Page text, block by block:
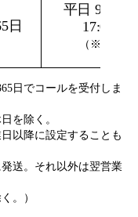
日
平日 9:00～
17:00
（※2）
日でコールを受付しま
を除く。
以降に設定することも
送。それ以外は翌営業
。）